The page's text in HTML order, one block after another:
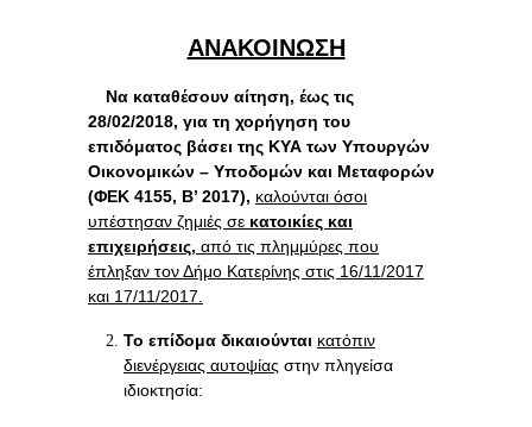
ΑΝΑΚΟΙΝΩΣΗ
Να καταθέσουν αίτηση, έως τις
28/02/2018, για τη χορήγηση του
επιδόματος βάσει της ΚΥΑ των Υπουργών
Οικονομικών – Υποδομών και Μεταφορών
(ΦΕΚ 4155, Β’ 2017), καλούνται όσοι
υπέστησαν ζημιές σε κατοικίες και
επιχειρήσεις, από τις πλημμύρες που
έπληξαν τον Δήμο Κατερίνης στις 16/11/2017
και 17/11/2017.
Το επίδομα δικαιούνται κατόπιν
διενέργειας αυτοψίας στην πληγείσα
ιδιοκτησία: